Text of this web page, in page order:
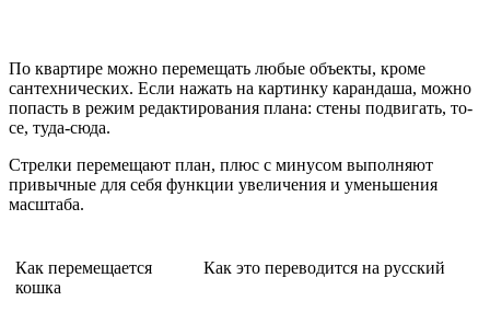
По квартире можно перемещать любые объекты, кроме
сантехнических. Если нажать на картинку карандаша, можно
попасть в режим редактирования плана: стены подвигать, то-
се, туда-сюда.
Стрелки перемещают план, плюс с минусом выполняют
привычные для себя функции увеличения и уменьшения
масштаба.
Как перемещается
кошка
Как это переводится на русский